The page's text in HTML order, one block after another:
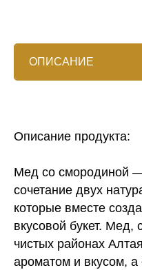
Описание продукта:
Мед со смородиной
сочетание двух
которые вместе
вкусовой букет. Мед,
чистых районах
ароматом и вкусом,